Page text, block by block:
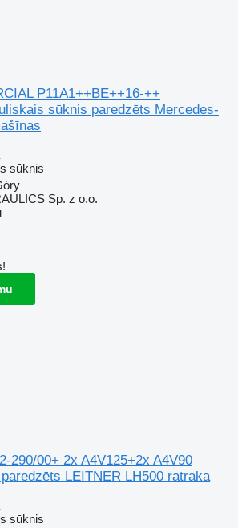
P11A1++BE++16-++
sūknis paredzēts Mercedes-
sūknis
Sp. z o.o.
290/00+ 2x A4V125+2x A4V90
LEITNER LH500 ratraka
sūknis